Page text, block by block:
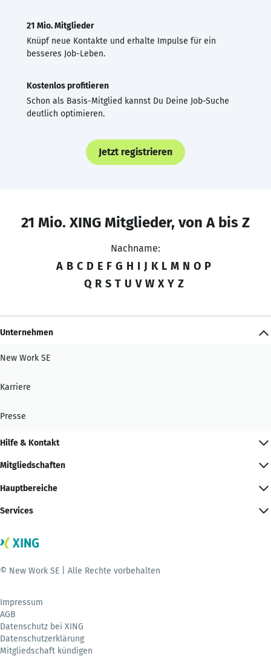
21 Mio. Mitglieder
Knüpf neue Kontakte und erhalte Impulse für ein
besseres Job-Leben.
Kostenlos profitieren
Schon als Basis-Mitglied kannst Du Deine Job-Suche
deutlich optimieren.
Jetzt registrieren
21 Mio. XING Mitglieder, von A bis Z
Nachname:
A B C D E F G H I J K L M N O P
Q R S T U V W X Y Z
Unternehmen
New Work SE
Karriere
Presse
Hilfe & Kontakt
Mitgliedschaften
Hauptbereiche
Services
© New Work SE | Alle Rechte vorbehalten
Impressum
AGB
Datenschutz bei XING
Datenschutzerklärung
Mitgliedschaft kündigen